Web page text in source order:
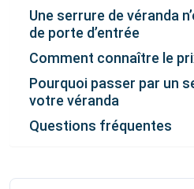
Une serrure de véranda
de porte d’entrée
Comment connaître le
Pourquoi passer par un
votre véranda
Questions fréquentes